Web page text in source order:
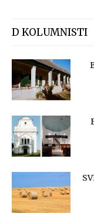
D KOLUMNISTI